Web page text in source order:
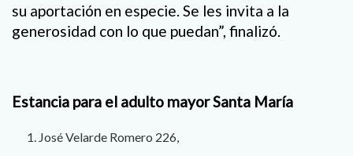
su aportación en especie. Se les invita a la
generosidad con lo que puedan”, finalizó.
Estancia para el adulto mayor Santa María
José Velarde Romero 226,